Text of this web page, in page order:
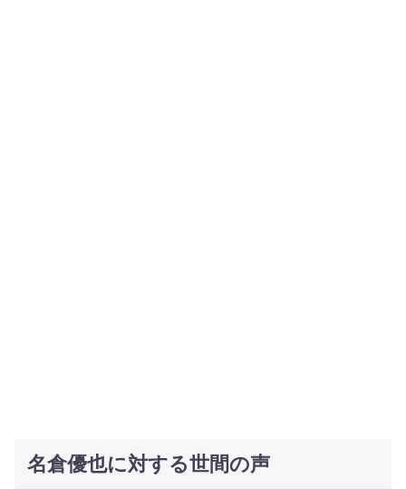
名倉優也に対する世間の声